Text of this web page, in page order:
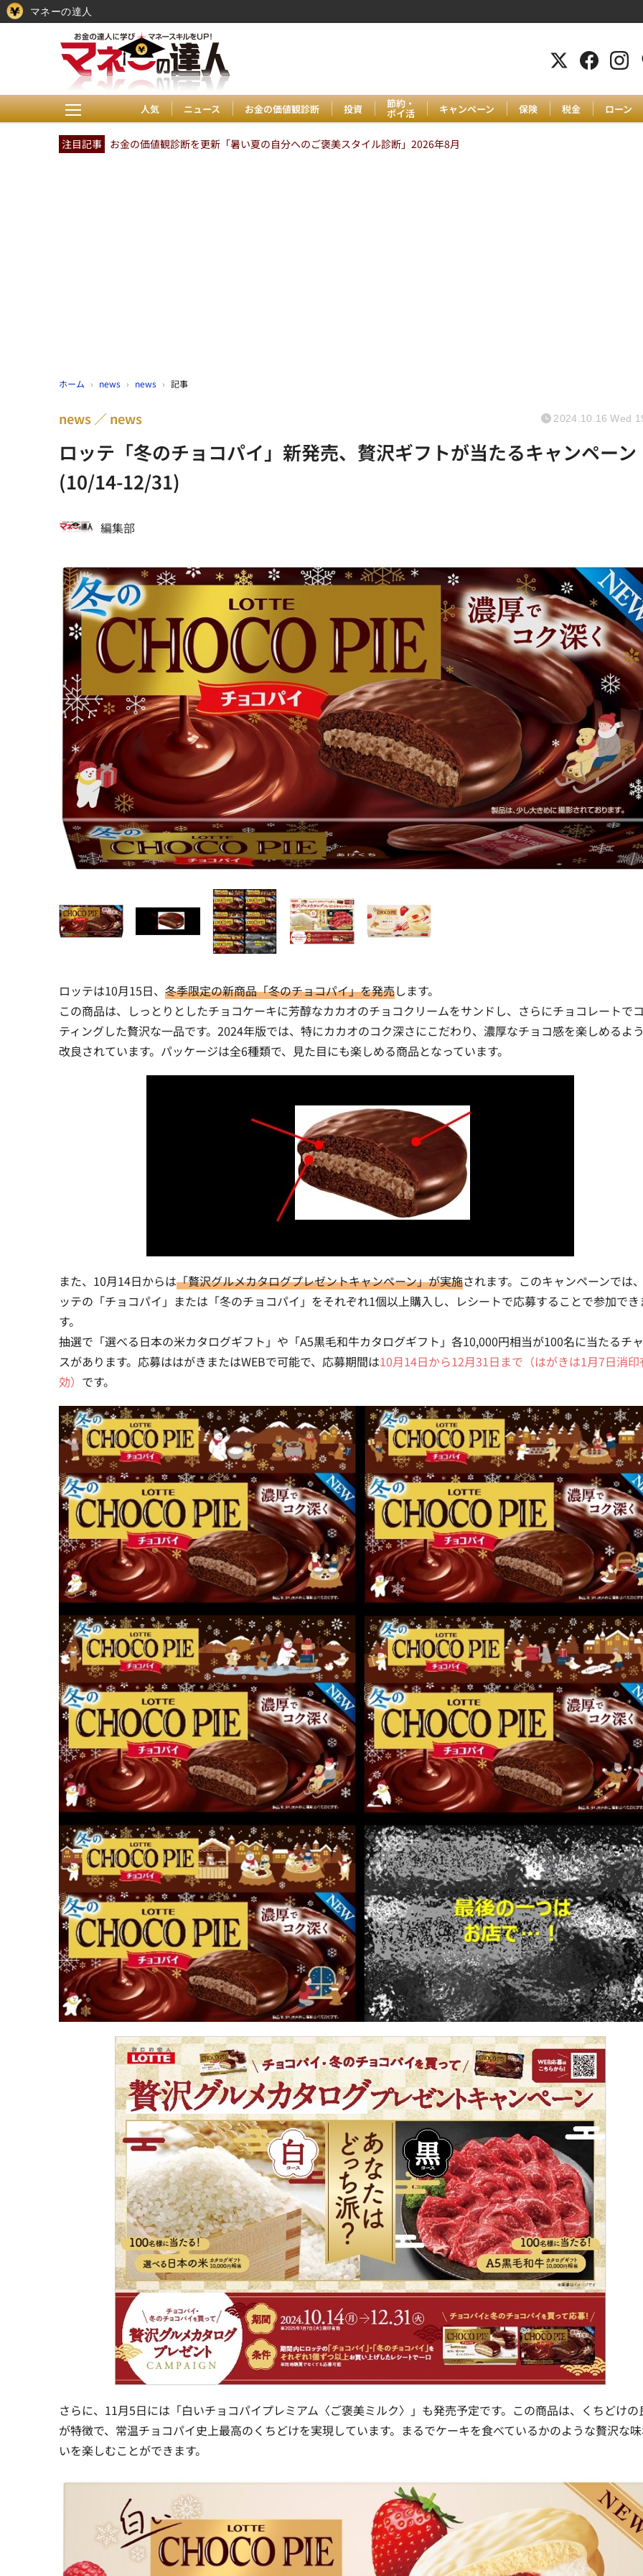
人気 ニュース お金の価値観診断 投資 節約・
ポイ活 キャンペーン 保険 税金 ローン
注目記事 お金の価値観診断を更新「暑い夏の自分へのご褒美スタイル診断」2026年8月
ホーム › news › news › 記事
ロッテ「冬のチョコパイ」新発売、贅沢ギフトが当たるキャンペーン
(10/14-12/31)
news news 2024.10.16 Wed
編集部
ロッテは10月15日、 冬季限定の新商品「冬のチョコパイ」を発売します。
この商品は、しっとりとしたチョコケーキに芳醇なカカオのチョコクリームをサンドし、さらにチョコレートで
ティングした贅沢な一品です。2024年版では、特にカカオのコク深さにこだわり、濃厚なチョコ感を楽しめるよ
改良されています。パッケージは全6種類で、見た目にも楽しめる商品となっています。
また、10月14日からは「贅沢グルメカタログプレゼントキャンペーン」が実施されます。このキャンペーンでは
ッテの「チョコパイ」または「冬のチョコパイ」をそれぞれ1個以上購入し、 レシートで応募することで参加でき
す。
抽選で「選べる日本の米カタログギフト」や「A5黒毛和牛カタログギフト」各10,000円相当が100名に当たるチ
スがあります。応募ははがきまたはWEBで可能で、応募期間は10月14日から12月31日まで（はがきは1月7日消印
効） です。
さらに、11月5日には「白いチョコパイプレミアム〈ご褒美ミルク〉」も発売予定です。この商品は、くちどけの
が特徴で、常温チョコパイ史上最高のくちどけを実現しています。まるでケーキを食べているかのような贅沢な
いを楽しむことができます。
マネーの達人